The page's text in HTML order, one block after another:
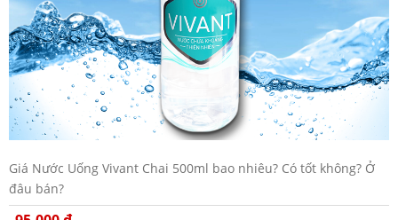
Giá Nước Uống Vivant Chai 500ml bao nhiêu? Có tốt không? Ở
đâu bán?